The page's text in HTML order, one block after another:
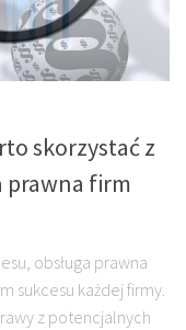
skorzystać z
prawna firm
obsługa prawna
sukcesu każdej firmy.
z potencjalnych